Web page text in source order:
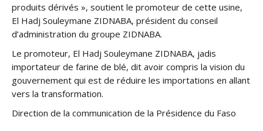
produits dérivés », soutient le promoteur de cette usine,
El Hadj Souleymane ZIDNABA, président du conseil
d’administration du groupe ZIDNABA.
Le promoteur, El Hadj Souleymane ZIDNABA, jadis
importateur de farine de blé, dit avoir compris la vision du
gouvernement qui est de réduire les importations en allant
vers la transformation.
Direction de la communication de la Présidence du Faso